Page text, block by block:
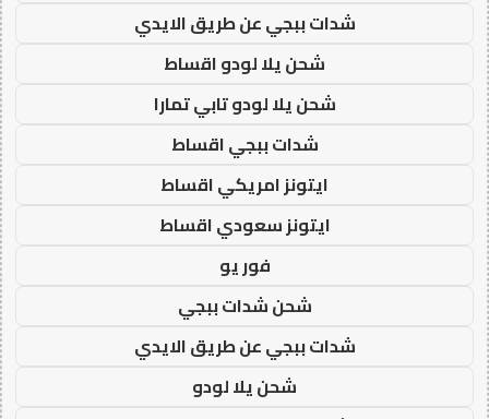
شدات ببجي عن طريق الايدي
شحن يلا لودو اقساط
شحن يلا لودو تابي تمارا
شدات ببجي اقساط
ايتونز امريكي اقساط
ايتونز سعودي اقساط
فور يو
شحن شدات ببجي
شدات ببجي عن طريق الايدي
شحن يلا لودو